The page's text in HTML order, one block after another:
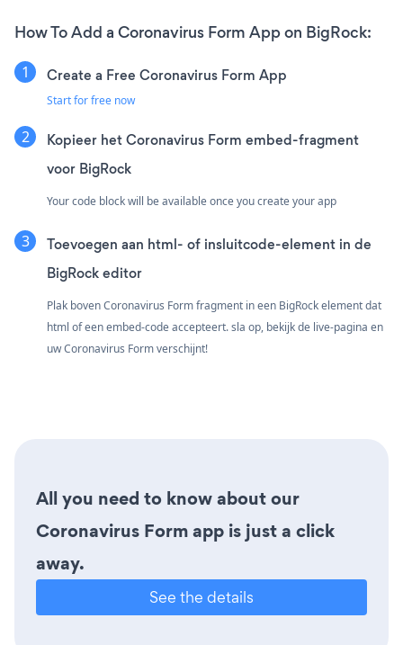
How To Add a Coronavirus Form App on BigRock:
Create a Free Coronavirus Form App
Start for free now
Kopieer het Coronavirus Form embed-fragment
voor BigRock
Your code block will be available once you create your app
Toevoegen aan html- of insluitcode-element in de
BigRock editor
Plak boven Coronavirus Form fragment in een BigRock element dat
html of een embed-code accepteert. sla op, bekijk de live-pagina en
uw Coronavirus Form verschijnt!
All you need to know about our
Coronavirus Form app is just a click
away.
See the details